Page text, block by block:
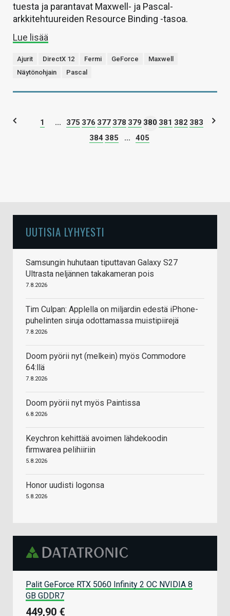
tuesta ja parantavat Maxwell- ja Pascal-
arkkitehtuureiden Resource Binding -tasoa.
Lue lisää
Ajurit DirectX 12 Fermi GeForce
Maxwell
Näytönohjain
Pascal
1 ... 375 376 377 378 379 380 381 382 383
384 385 ... 405
UUTISIA LYHYESTI
Samsungin huhutaan tiputtavan Galaxy S27
Ultrasta neljännen takakameran pois
7.8.2026
Tim Culpan: Applella on miljardin edestä iPhone-
puhelinten siruja odottamassa muistipiirejä
7.8.2026
Doom pyörii nyt (melkein) myös Commodore
64:llä
7.8.2026
Doom pyörii nyt myös Paintissa
6.8.2026
Keychron kehittää avoimen lähdekoodin
firmwarea pelihiiriin
5.8.2026
Honor uudisti logonsa
5.8.2026
Palit GeForce RTX 5060 Infinity 2 OC NVIDIA 8
GB GDDR7
449,90 €